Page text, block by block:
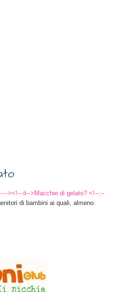
<!--:it-->Macchie di gelato? <!--:--
di bambini ai quali, almeno